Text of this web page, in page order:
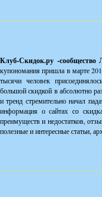
Клуб-Скидок.ру -
купономания пришла в марте
тысячи человек
большой скидкой в абсолютно
и тренд стремительно начал
информация о сайтах со
преимуществ и недостатков,
полезные и интересные статьи,